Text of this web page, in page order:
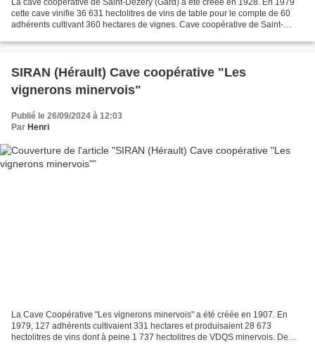
cette cave vinifie 36 631 hectolitres de vins de table pour le compte de 60
adhérents cultivant 360 hectares de vignes. Cave coopérative de Saint-
SIRAN (Hérault) Cave coopérative "Les
vignerons minervois"
Publié le 26/09/2024 à 12:03
Par Henri
La Cave Coopérative "Les vignerons minervois" a été créée en 1907. En
1979, 127 adhérents cultivaient 331 hectares et produisaient 28 673
hectolitres de vins dont à peine 1 737 hectolitres de VDQS minervois. De